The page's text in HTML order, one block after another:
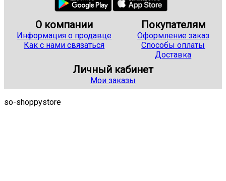
О компании
Информация о продавце
Как с нами связаться
Покупателям
Оформление заказ
Способы оплаты
Доставка
Личный кабинет
Мои заказы
so-shoppystore